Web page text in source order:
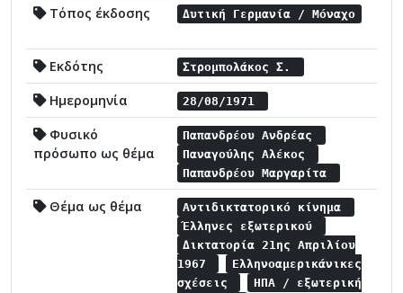
Τόπος έκδοσης Δυτική Γερμανία / Μόναχο
Εκδότης Στρομπολάκος Σ.
Ημερομηνία 28/08/1971
Φυσικό
πρόσωπο ως θέμα
Παπανδρέου Ανδρέας
Παναγούλης Αλέκος
Παπανδρέου Μαργαρίτα
Θέμα ως θέμα
Αντιδικτατορικό κίνημα
Έλληνες εξωτερικού
Δικτατορία 21ης Απριλίου
1967
Ελληνοαμερικάνικες
σχέσεις
ΗΠΑ / εξωτερική